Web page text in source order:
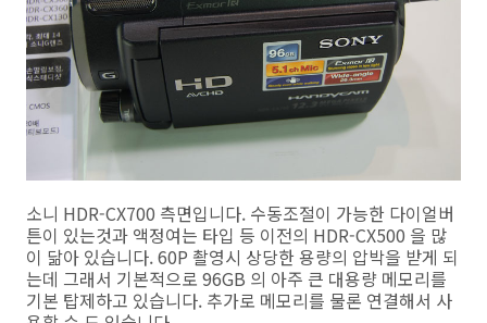
소니 HDR-CX700 측면입니다. 수동조절이 가능한 다이얼버
튼이 있는것과 액정여는 타입 등 이전의 HDR-CX500 을 많
이 닮아 있습니다. 60P 촬영시 상당한 용량의 압박을 받게 되
는데 그래서 기본적으로 96GB 의 아주 큰 대용량 메모리를
기본 탑제하고 있습니다. 추가로 메모리를 물론 연결해서 사